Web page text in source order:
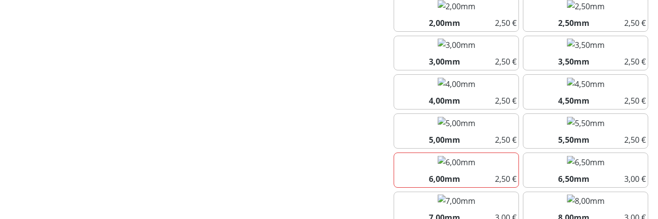
2,00mm
2,50 €
2,00mm
2,50mm
2,50 €
2,50mm
3,00mm
2,50 €
3,00mm
3,50mm
2,50 €
3,50mm
4,00mm
2,50 €
4,00mm
4,50mm
2,50 €
4,50mm
5,00mm
2,50 €
5,00mm
5,50mm
2,50 €
5,50mm
6,00mm
2,50 €
6,00mm
6,50mm
3,00 €
6,50mm